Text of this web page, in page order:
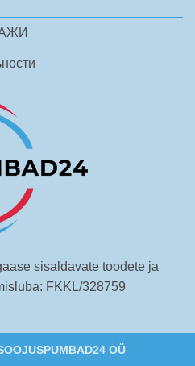
sisaldavate toodete ja
FKKL/328759
OÜ